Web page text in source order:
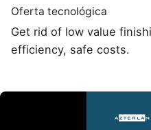
Oferta tecnológica
Get rid of low value
efficiency, safe costs.